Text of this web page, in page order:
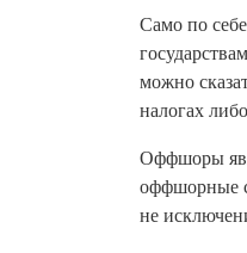
Само по
можно
налогах
Оффшоры
оффшорные
не